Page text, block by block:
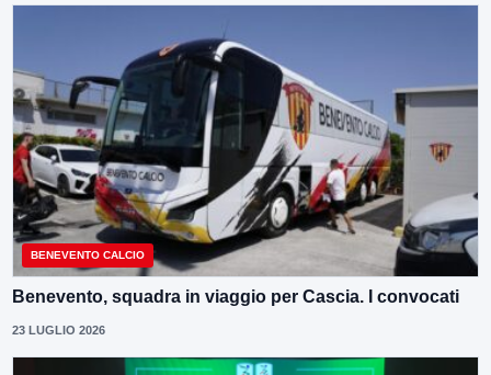
BENEVENTO CALCIO
Benevento, squadra in viaggio per Cascia. I convocati
23 LUGLIO 2026